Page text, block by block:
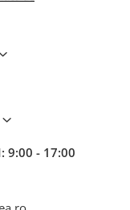
9:00 - 17:00